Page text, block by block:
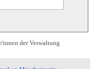
der Verwaltung